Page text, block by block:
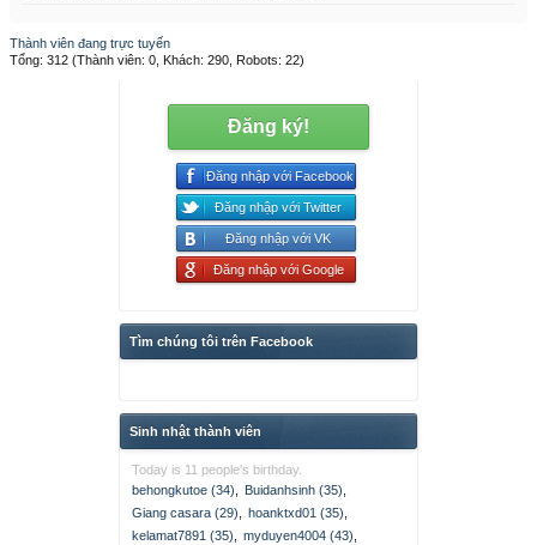
Thành viên đang trực tuyến
Tổng: 312 (Thành viên: 0, Khách: 290, Robots: 22)
Đăng ký!
Đăng nhập với Facebook
Đăng nhập với Twitter
Đăng nhập với VK
Đăng nhập với Google
Tìm chúng tôi trên Facebook
Sinh nhật thành viên
Today is 11 people's birthday.
behongkutoe (34)
Buidanhsinh (35)
Giang casara (29)
hoanktxd01 (35)
kelamat7891 (35)
myduyen4004 (43)